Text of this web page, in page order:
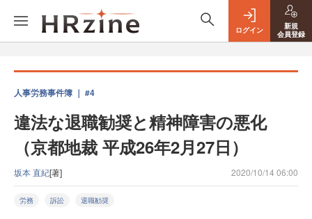
ログイン
新規
会員登録
人事労務事件簿 ｜ #4
違法な退職勧奨と精神障害の悪化
（京都地裁 平成26年2月27日）
坂本 直紀[著] 2020/10/14 06:00
労務 訴訟 退職勧奨